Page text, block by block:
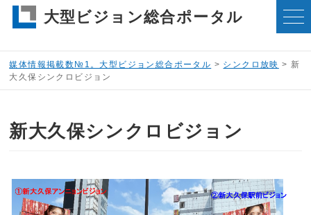
大型ビジョン総合ポータル
媒体情報掲載数№1。大型ビジョン総合ポータル > シンクロ放映 > 新
大久保シンクロビジョン
新大久保シンクロビジョン